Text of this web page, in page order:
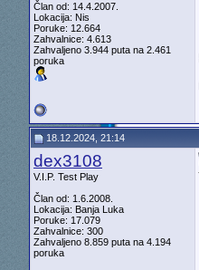
Član od: 14.4.2007.
Lokacija: Nis
Poruke: 12.664
Zahvalnice: 4.613
Zahvaljeno 3.944 puta na 2.461
poruka
18.12.2024, 21:14
dex3108
V.I.P. Test Play
Član od: 1.6.2008.
Lokacija: Banja Luka
Poruke: 17.079
Zahvalnice: 300
Zahvaljeno 8.859 puta na 4.194
poruka